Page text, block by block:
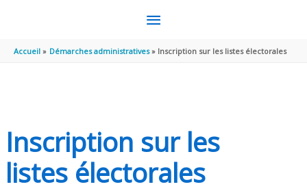
MENU
PRINCIPAL
Accueil Démarches administratives Inscription sur les listes électorales
Inscription sur les
listes électorales